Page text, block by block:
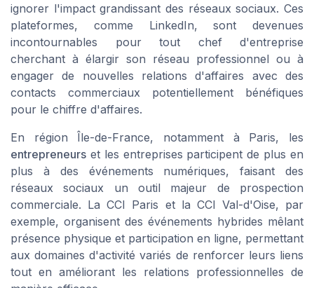
ignorer l'impact grandissant des réseaux sociaux. Ces
plateformes, comme LinkedIn, sont devenues
incontournables pour tout chef d'entreprise
cherchant à élargir son réseau professionnel ou à
engager de nouvelles relations d'affaires avec des
contacts commerciaux potentiellement bénéfiques
pour le chiffre d'affaires.
En région Île-de-France, notamment à Paris, les
entrepreneurs et les entreprises participent de plus en
plus à des événements numériques, faisant des
réseaux sociaux un outil majeur de prospection
commerciale. La CCI Paris et la CCI Val-d'Oise, par
exemple, organisent des événements hybrides mêlant
présence physique et participation en ligne, permettant
aux domaines d'activité variés de renforcer leurs liens
tout en améliorant les relations professionnelles de